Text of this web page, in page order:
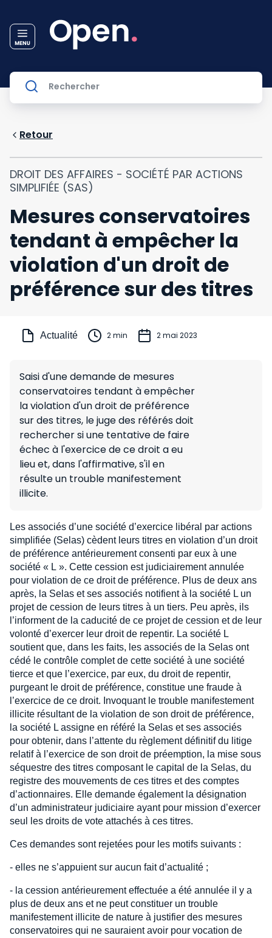
Retour
DROIT DES AFFAIRES - SOCIÉTÉ PAR ACTIONS
SIMPLIFIÉE (SAS)
Mesures conservatoires
tendant à empêcher la
violation d'un droit de
préférence sur des titres
Actualité 2 min 2 mai 2023
Saisi d'une demande de mesures
conservatoires tendant à empêcher
la violation d'un droit de préférence
sur des titres, le juge des référés doit
rechercher si une tentative de faire
échec à l'exercice de ce droit a eu
lieu et, dans l'affirmative, s'il en
résulte un trouble manifestement
illicite.
Les associés d’une société d’exercice libéral par actions
simplifiée (Selas) cèdent leurs titres en violation d’un droit
de préférence antérieurement consenti par eux à une
société « L ». Cette cession est judiciairement annulée
pour violation de ce droit de préférence. Plus de deux ans
après, la Selas et ses associés notifient à la société L un
projet de cession de leurs titres à un tiers. Peu après, ils
l’informent de la caducité de ce projet de cession et de leur
volonté d’exercer leur droit de repentir. La société L
soutient que, dans les faits, les associés de la Selas ont
cédé le contrôle complet de cette société à une société
tierce et que l’exercice, par eux, du droit de repentir,
purgeant le droit de préférence, constitue une fraude à
l’exercice de ce droit. Invoquant le trouble manifestement
illicite résultant de la violation de son droit de préférence,
la société L assigne en référé la Selas et ses associés
pour obtenir, dans l’attente du règlement définitif du litige
relatif à l’exercice de son droit de préemption, la mise sous
séquestre des titres composant le capital de la Selas, du
registre des mouvements de ces titres et des comptes
d’actionnaires. Elle demande également la désignation
d’un administrateur judiciaire ayant pour mission d’exercer
seul les droits de vote attachés à ces titres.
Ces demandes sont rejetées pour les motifs suivants :
- elles ne s’appuient sur aucun fait d’actualité ;
- la cession antérieurement effectuée a été annulée il y a
plus de deux ans et ne peut constituer un trouble
manifestement illicite de nature à justifier des mesures
conservatoires qui ne sauraient avoir pour vocation de